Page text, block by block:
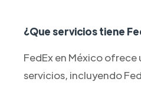
¿Que servicios tiene
FedEx en México ofrece
servicios, incluyendo